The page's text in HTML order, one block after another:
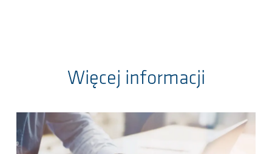
Więcej informacji